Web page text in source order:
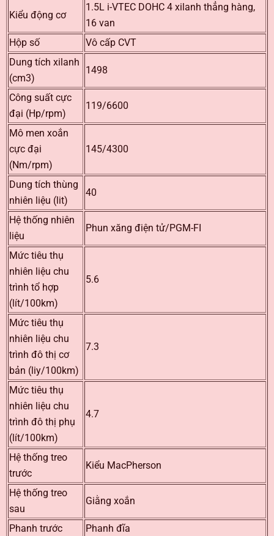
Kiểu động cơ
1.5L i-VTEC DOHC 4 xilanh thẳng hàng,
16 van
Hộp số
Vô cấp CVT
Dung tích xilanh
(cm3)
1498
Công suất cực
đại (Hp/rpm)
119/6600
Mô men xoắn
cực đại
(Nm/rpm)
145/4300
Dung tích thùng
nhiên liệu (lit)
40
Hệ thống nhiên
liệu
Phun xăng điện tử/PGM-FI
Mức tiêu thụ
nhiên liệu chu
trình tổ hợp
(lít/100km)
5.6
Mức tiêu thụ
nhiên liệu chu
trình đô thị cơ
bản (liy/100km)
7.3
Mức tiêu thụ
nhiên liệu chu
trình đô thị phụ
(lít/100km)
4.7
Hệ thống treo
trước
Kiểu MacPherson
Hệ thống treo
sau
Giằng xoắn
Phanh trước Phanh đĩa